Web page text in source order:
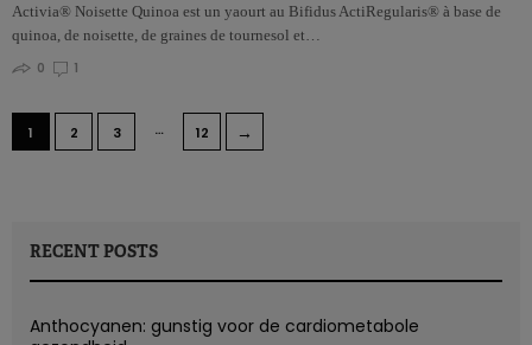
Activia® Noisette Quinoa est un yaourt au Bifidus ActiRegularis® à base de
quinoa, de noisette, de graines de tournesol et…
0
1
1 2 3 … 12 →
RECENT POSTS
Anthocyanen: gunstig voor de cardiometabole